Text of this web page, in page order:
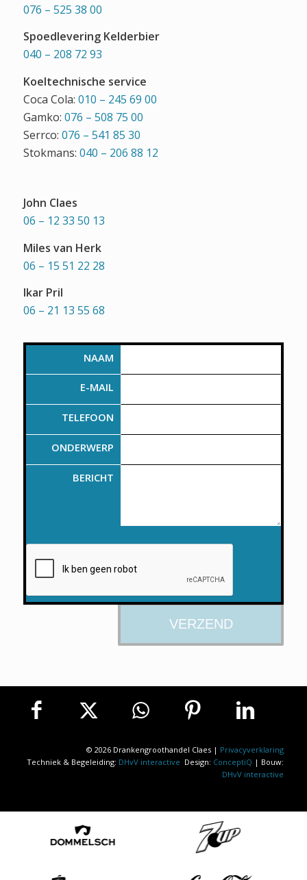
076 – 525 38 00
Spoedlevering Kelderbier
040 – 208 72 93
Koeltechnische service
Coca Cola: 010 – 245 69 00
Gamko: 076 – 508 75 00
Serrco: 076 – 541 85 30
Stokmans: 040 – 206 88 12
John Claes
06 – 12 33 50 13
Miles van Herk
06 – 15 51 22 28
Ikar Pril
06 – 21 13 55 68
NAAM
E-MAIL
TELEFOON
ONDERWERP
BERICHT
© 2026 Drankengroothandel Claes | Privacyverklaring
Techniek & Begeleiding: DHvV interactive Design: ConceptiQ | Bouw:
DHvV interactive